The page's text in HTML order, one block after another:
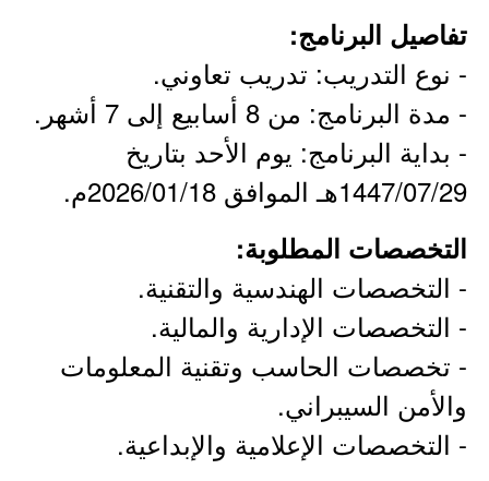
تفاصيل البرنامج:
- نوع التدريب: تدريب تعاوني.
- مدة البرنامج: من 8 أسابيع إلى 7 أشهر.
- بداية البرنامج: يوم الأحد بتاريخ
1447/07/29هـ الموافق 2026/01/18م.
التخصصات المطلوبة:
- التخصصات الهندسية والتقنية.
- التخصصات الإدارية والمالية.
- تخصصات الحاسب وتقنية المعلومات
والأمن السيبراني.
- التخصصات الإعلامية والإبداعية.